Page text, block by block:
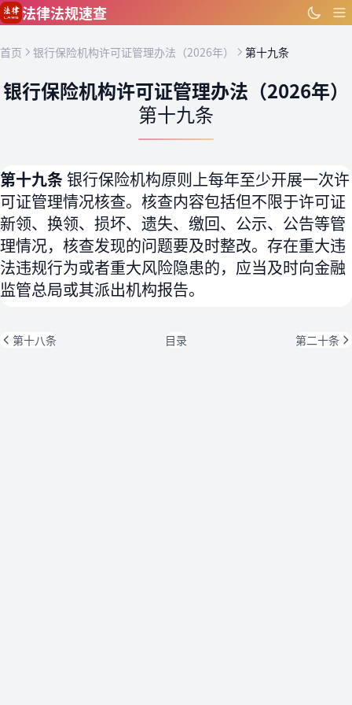
跳到主要内容
法律法规速查
首页 银行保险机构许可证管理办法（2026年） 第十九条
银行保险机构许可证管理办法（2026年）
第十九条
第十九条银行保险机构原则上每年至少开展一次许
可证管理情况核查。核查内容包括但不限于许可证
新领、换领、损坏、遗失、缴回、公示、公告等管
理情况，核查发现的问题要及时整改。存在重大违
法违规行为或者重大风险隐患的，应当及时向金融
监管总局或其派出机构报告。
第十八条 目录 第二十条